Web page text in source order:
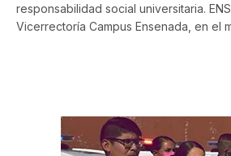
responsabilidad social universitaria.
Vicerrectoría Campus Ensenada, en el